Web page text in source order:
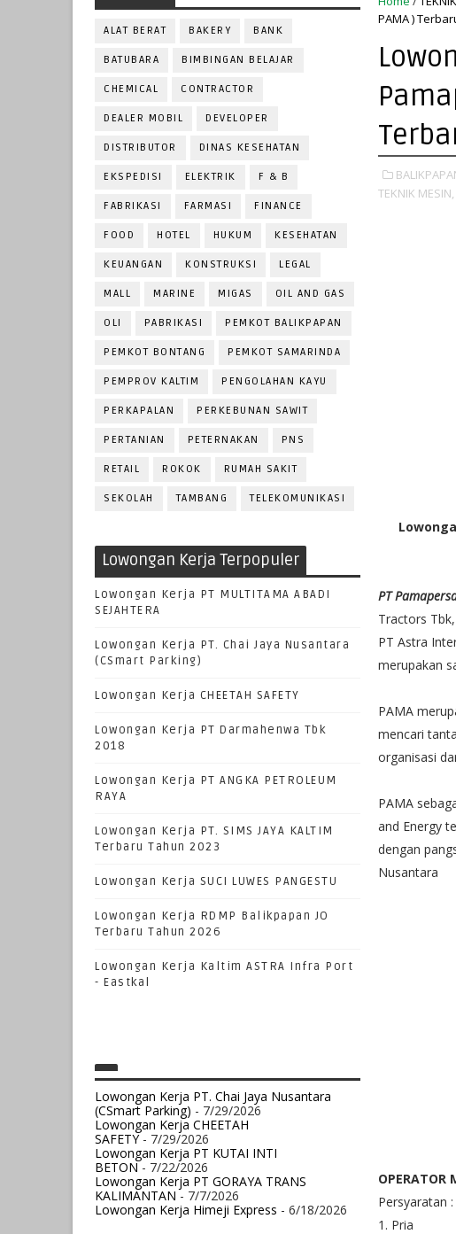
ALAT BERAT BAKERY BANK
BATUBARA BIMBINGAN BELAJAR
CHEMICAL CONTRACTOR
DEALER MOBIL DEVELOPER
DISTRIBUTOR DINAS KESEHATAN
EKSPEDISI ELEKTRIK F & B
FABRIKASI FARMASI FINANCE
FOOD HOTEL HUKUM KESEHATAN
KEUANGAN KONSTRUKSI LEGAL
MALL MARINE MIGAS OIL AND GAS
OLI PABRIKASI PEMKOT BALIKPAPAN
PEMKOT BONTANG PEMKOT SAMARINDA
PEMPROV KALTIM PENGOLAHAN KAYU
PERKAPALAN PERKEBUNAN SAWIT
PERTANIAN PETERNAKAN PNS
RETAIL ROKOK RUMAH SAKIT
SEKOLAH TAMBANG TELEKOMUNIKASI
Lowongan Kerja Terpopuler
Lowongan Kerja PT MULTITAMA ABADI
SEJAHTERA
Lowongan Kerja PT. Chai Jaya Nusantara
(CSmart Parking)
Lowongan Kerja CHEETAH SAFETY
Lowongan Kerja PT Darmahenwa Tbk
2018
Lowongan Kerja PT ANGKA PETROLEUM
RAYA
Lowongan Kerja PT. SIMS JAYA KALTIM
Terbaru Tahun 2023
Lowongan Kerja SUCI LUWES PANGESTU
Lowongan Kerja RDMP Balikpapan JO
Terbaru Tahun 2026
Lowongan Kerja Kaltim ASTRA Infra Port
- Eastkal
Lowongan Kerja PT. Chai Jaya Nusantara
(CSmart Parking) - 7/29/2026
Lowongan Kerja CHEETAH
SAFETY- 7/29/2026
Lowongan Kerja PT KUTAI INTI
BETON- 7/22/2026
Lowongan Kerja PT GORAYA TRANS
KALIMANTAN- 7/7/2026
Lowongan Kerja Himeji Express - 6/18/2026
PAMA )
TEKNIK MESIN,
PT
Tractors
PT Astra
merupakan
PAMA
mencari
organisasi
PAMA
and Energy
dengan
Nusantara
OPERATOR
Persyaratan :
1. Pria